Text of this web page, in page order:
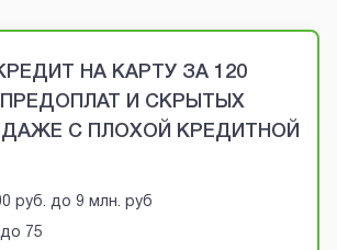
объявления
НА КАРТУ ЗА 120
И СКРЫТЫХ
С ПЛОХОЙ КРЕДИТНОЙ
руб. до 9 млн. руб
до 75